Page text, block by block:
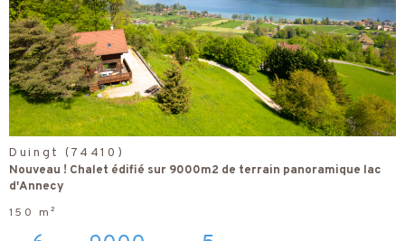
bien
Duingt (74410)
Nouveau ! Chalet édifié sur 9000m2 de terrain panoramique lac
d'Annecy
150 m²